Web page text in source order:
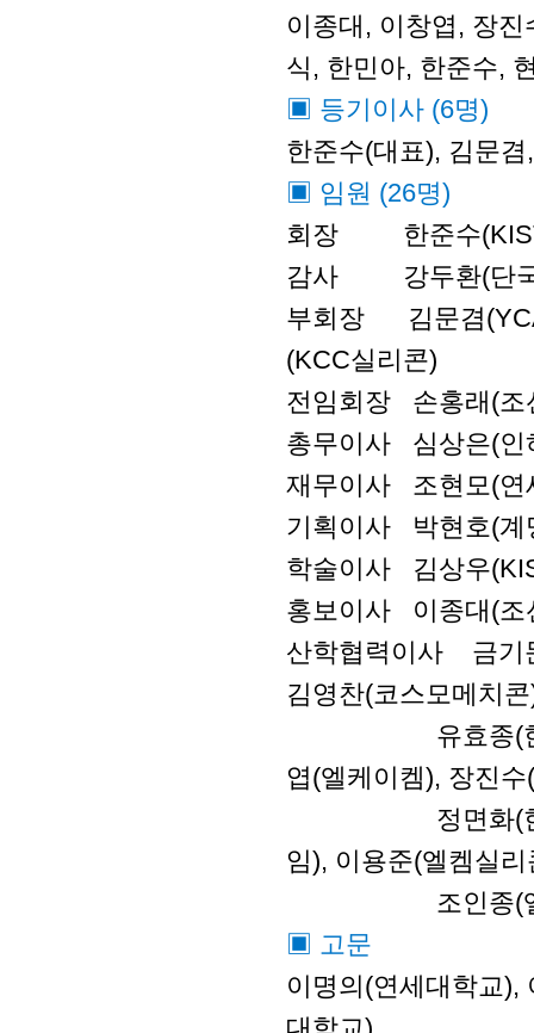
이종대, 이창엽, 장
식, 한민아, 한준수,
▣ 등기이사 (6명)
한준수(대표), 김문
▣ 임원 (26명)
회장 한준수
감사 강두환(단국
부회장 김문겸
(KCC실리콘)
전임회장 손홍래(조
총무이사 심상은(인
재무이사 조현모(연
기획이사 박현호(계
학술이사 김상우
홍보이사 이종대(조
산학협력이사 금기
김영찬(코스모메치
유효종(한양대
엽(엘케이켐), 장진
정면화(한국다
임), 이용준(엘켐실
조인종(엘켐실
▣ 고문
이명의(연세대학교),